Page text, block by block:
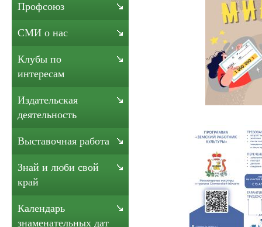
Профсоюз
СМИ о нас
Клубы по
интересам
Издательская
деятельность
Выставочная работа
Знай и люби свой
край
Календарь
знаменательных дат